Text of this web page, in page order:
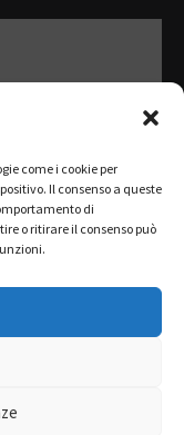
come i cookie per
Il consenso a queste
di
o ritirare il consenso può
i diritti sono riservati, è
all’accettazione dei